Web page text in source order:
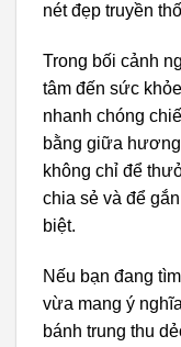
nét đẹp truyền
Trong bối cảnh
tâm đến sức
nhanh chóng
bằng giữa
không chỉ để
chia sẻ và để
biệt.
Nếu bạn đang
vừa mang ý
bánh trung thu